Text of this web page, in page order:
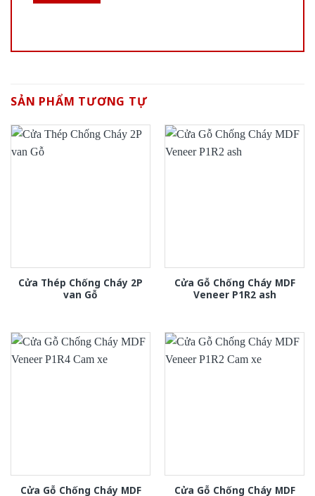
SẢN PHẨM TƯƠNG TỰ
Cửa Thép Chống Cháy 2P
van Gỗ
Cửa Gỗ Chống Cháy MDF
Veneer P1R2 ash
Cửa Gỗ Chống Cháy MDF
Cửa Gỗ Chống Cháy MDF